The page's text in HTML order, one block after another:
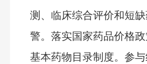
测、临床综合评价和短
警。落实国家药品价格
基本药物目录制度。 参